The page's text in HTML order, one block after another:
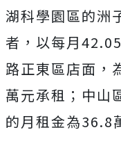
湖科學園區的洲
者，以每月
路正東區店面，
萬元承租；中山
的月租金為36.8